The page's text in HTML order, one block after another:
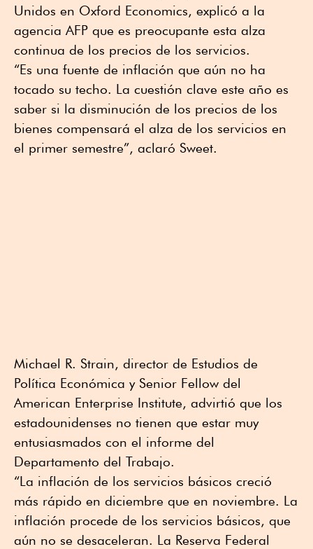
Unidos en Oxford Economics, explicó a la
agencia AFP que es preocupante esta alza
continua de los precios de los servicios.
“Es una fuente de inflación que aún no ha
tocado su techo. La cuestión clave este año es
saber si la disminución de los precios de los
bienes compensará el alza de los servicios en
el primer semestre”, aclaró Sweet.
Michael R. Strain, director de Estudios de
Política Económica y Senior Fellow del
American Enterprise Institute, advirtió que los
estadounidenses no tienen que estar muy
entusiasmados con el informe del
Departamento del Trabajo.
“La inflación de los servicios básicos creció
más rápido en diciembre que en noviembre. La
inflación procede de los servicios básicos, que
aún no se desaceleran. La Reserva Federal